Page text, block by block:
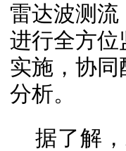
雷达波测
进行全方
实施，协
分析。
据了解